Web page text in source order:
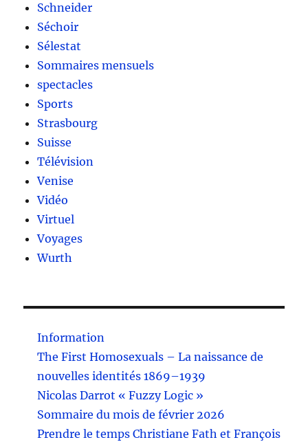
Schneider
Séchoir
Sélestat
Sommaires mensuels
spectacles
Sports
Strasbourg
Suisse
Télévision
Venise
Vidéo
Virtuel
Voyages
Wurth
Information
The First Homosexuals – La naissance de
nouvelles identités 1869–1939
Nicolas Darrot « Fuzzy Logic »
Sommaire du mois de février 2026
Prendre le temps Christiane Fath et François